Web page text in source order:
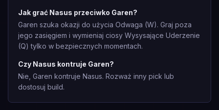
Jak grać Nasus przeciwko Garen?
Garen szuka okazji do użycia Odwaga (W). Graj poza
jego zasięgiem i wymieniaj ciosy Wysysające Uderzenie
(Q) tylko w bezpiecznych momentach.
Czy Nasus kontruje Garen?
Nie, Garen kontruje Nasus. Rozważ inny pick lub
dostosuj build.